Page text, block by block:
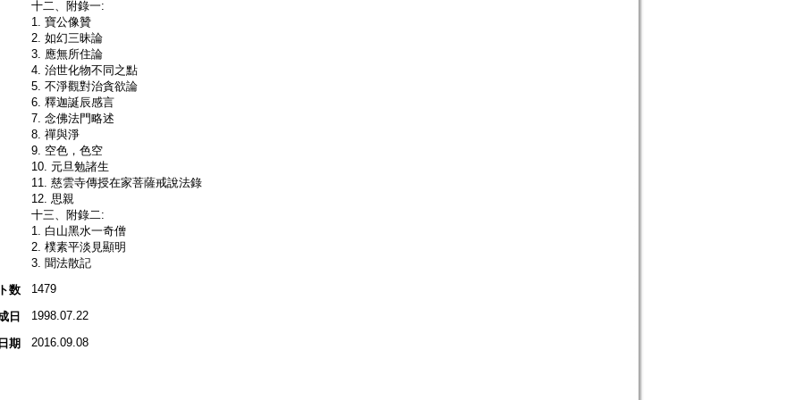
十二、附錄一:
1. 寶公像贊
2. 如幻三昧論
3. 應無所住論
4. 治世化物不同之點
5. 不淨觀對治貪欲論
6. 釋迦誕辰感言
7. 念佛法門略述
8. 禪與淨
9. 空色，色空
10. 元旦勉諸生
11. 慈雲寺傳授在家菩薩戒說法錄
12. 思親
十三、附錄二:
1. 白山黑水一奇僧
2. 樸素平淡見顯明
3. 聞法散記
数
1479
日 1998.07.22
期 2016.09.08